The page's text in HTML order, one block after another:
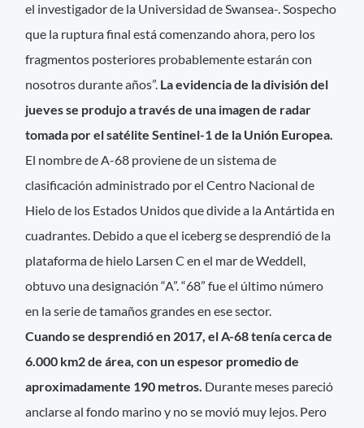
el investigador de la Universidad de Swansea-. Sospecho
que la ruptura final está comenzando ahora, pero los
fragmentos posteriores probablemente estarán con
nosotros durante años”. La evidencia de la división del
jueves se produjo a través de una imagen de radar
tomada por el satélite Sentinel-1 de la Unión Europea.
El nombre de A-68 proviene de un sistema de
clasificación administrado por el Centro Nacional de
Hielo de los Estados Unidos que divide a la Antártida en
cuadrantes. Debido a que el iceberg se desprendió de la
plataforma de hielo Larsen C en el mar de Weddell,
obtuvo una designación “A”. “68” fue el último número
en la serie de tamaños grandes en ese sector.
Cuando se desprendió en 2017, el A-68 tenía cerca de
6.000 km2 de área, con un espesor promedio de
aproximadamente 190 metros. Durante meses pareció
anclarse al fondo marino y no se movió muy lejos. Pero